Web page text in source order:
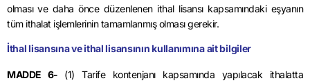
olması ve daha önce düzenlenen ithal lisansı kapsamındaki eşyanın
tüm ithalat işlemlerinin tamamlanmış olması gerekir.
İthal lisansına ve ithal lisansının kullanımına ait bilgiler
MADDE 6- (1) Tarife kontenjanı kapsamında yapılacak ithalatta